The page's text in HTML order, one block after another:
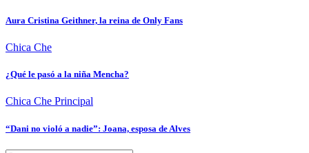
Aura Cristina Geithner, la reina de Only Fans
Chica Che
¿Qué le pasó a la niña Mencha?
Chica Che Principal
“Dani no violó a nadie”: Joana, esposa de Alves